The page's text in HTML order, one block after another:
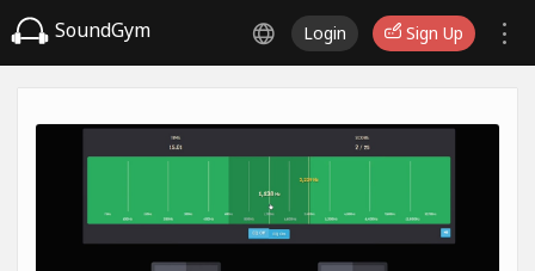
SoundGym Login Sign Up